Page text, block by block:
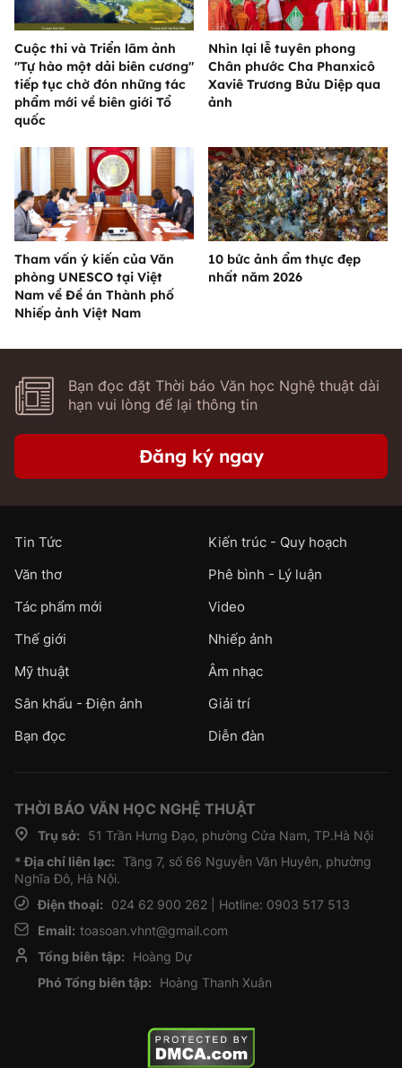
Cuộc thi và Triển lãm ảnh
"Tự hào một dải biên cương"
tiếp tục chờ đón những tác
phẩm mới về biên giới Tổ
quốc
Nhìn lại lễ tuyên phong
Chân phước Cha Phanxicô
Xaviê Trương Bửu Diệp qua
ảnh
Tham vấn ý kiến của Văn
phòng UNESCO tại Việt
Nam về Đề án Thành phố
Nhiếp ảnh Việt Nam
10 bức ảnh ẩm thực đẹp
nhất năm 2026
Bạn đọc đặt Thời báo Văn học Nghệ thuật dài
hạn vui lòng để lại thông tin
Đăng ký ngay
Tin Tức
Kiến trúc - Quy hoạch
Văn thơ
Phê bình - Lý luận
Tác phẩm mới
Video
Thế giới
Nhiếp ảnh
Mỹ thuật
Âm nhạc
Sân khấu - Điện ảnh
Giải trí
Bạn đọc
Diễn đàn
THỜI BÁO VĂN HỌC NGHỆ THUẬT
Trụ sở:
51 Trần Hưng Đạo, phường Cửa Nam, TP.Hà Nội
* Địa chỉ liên lạc: Tầng 7, số 66 Nguyễn Văn Huyên, phường
Nghĩa Đô, Hà Nội.
Điện thoại:
024 62 900 262 | Hotline: 0903 517 513
Email: toasoan.vhnt@gmail.com
Tổng biên tập:
Hoàng Dự
Phó Tổng biên tập:
Hoàng Thanh Xuân